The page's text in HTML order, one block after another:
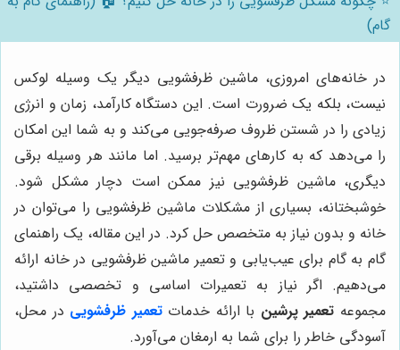
گام)
در خانه‌های امروزی، ماشین ظرفشویی دیگر یک وسیله لوکس
نیست، بلکه یک ضرورت است. این دستگاه کارآمد، زمان و انرژی
زیادی را در شستن ظروف صرفه‌جویی می‌کند و به شما این امکان
را می‌دهد که به کارهای مهم‌تر برسید. اما مانند هر وسیله برقی
دیگری، ماشین ظرفشویی نیز ممکن است دچار مشکل شود.
خوشبختانه، بسیاری از مشکلات ماشین ظرفشویی را می‌توان در
خانه و بدون نیاز به متخصص حل کرد. در این مقاله، یک راهنمای
گام به گام برای عیب‌یابی و تعمیر ماشین ظرفشویی در خانه ارائه
می‌دهیم. اگر نیاز به تعمیرات اساسی و تخصصی داشتید،
مجموعه تعمیر پرشین با ارائه خدماتتعمیر ظرفشویی در محل،
آسودگی خاطر را برای شما به ارمغان می‌آورد.